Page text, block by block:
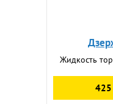
Жидкость